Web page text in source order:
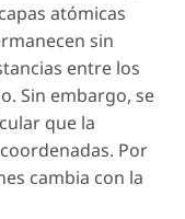
atómicas
sin
entre los
Sin embargo, se
que la
Por
cambia con la